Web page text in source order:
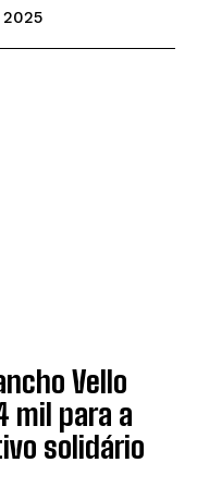
Vello
mil para a
solidário